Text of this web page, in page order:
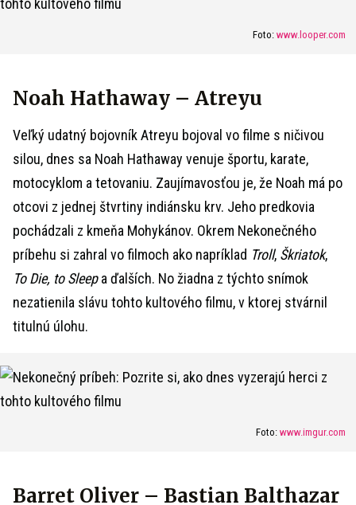
Foto: www.looper.com
Noah Hathaway – Atreyu
Veľký udatný bojovník Atreyu bojoval vo filme s ničivou
silou, dnes sa Noah Hathaway venuje športu, karate,
motocyklom a tetovaniu. Zaujímavosťou je, že Noah má po
otcovi z jednej štvrtiny indiánsku krv. Jeho predkovia
pochádzali z kmeňa Mohykánov. Okrem Nekonečného
príbehu si zahral vo filmoch ako napríklad Troll, Škriatok,
To Die, to Sleepa ďalších. No žiadna z týchto snímok
nezatienila slávu tohto kultového filmu, v ktorej stvárnil
titulnú úlohu.
Foto: www.imgur.com
Barret Oliver – Bastian Balthazar